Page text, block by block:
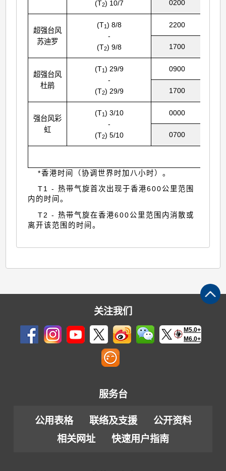
(T2) 10/7 0200
超强台风
苏迪罗
(T1 ) 8/8
-
(T2) 9/8
2200
1700
超强台风
杜鹃
(T1 ) 29/9
-
(T2) 29/9
0900
1700
强台风彩
虹
(T1 ) 3/10
-
(T2) 5/10
0000
0700
*香港时间（协调世界时加八小时）。
T1 - 热带气旋首次出现于香港600公里范围
内的时间。
T2 - 热带气旋在香港600公里范围内消散或
离开该范围的时间。
关注我们
M5.0+
M6.0+
服务台
公用表格 联络及支援
公开资料
相关网址
快速用户指南